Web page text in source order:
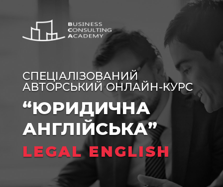
СПЕЦІАЛІЗОВАНИЙ
АВТОРСЬКИЙ ОНЛАЙН-КУРС
“ЮРИДИЧНА
АНГЛІЙСЬКА”
LEGAL ENGLISH